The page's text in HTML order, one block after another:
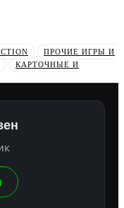
ПРОЧИЕ ИГРЫ И
КАРТОЧНЫЕ И